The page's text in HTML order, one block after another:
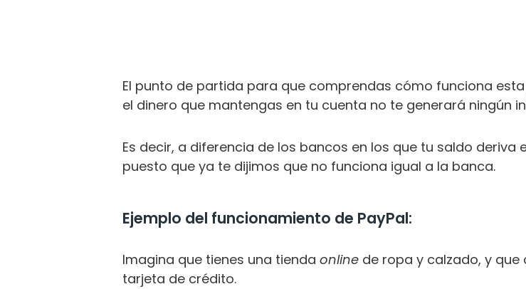
El punto de partida para que comprendas cómo funciona
el dinero que mantengas en tu cuenta no te generará ningún
Es decir, a diferencia de los bancos en los que tu saldo deriva
puesto que ya te dijimos que no funciona igual a la banca.
Ejemplo del funcionamiento de PayPal:
Imagina que tienes una tienda online de ropa y calzado, y
tarjeta de crédito.